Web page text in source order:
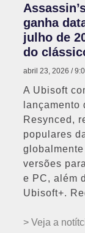
ganha
julho de
do
abril 23, 2026
A Ubisoft
lançamento
Resynced,
populares
versões
e PC, além
Ubisoft+.
> Veja a